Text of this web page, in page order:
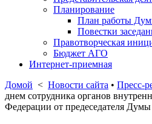
Планирование
План работы
Повестки
Правотворческая
Бюджет АГО
Интернет-приемная
Домой < Новости сайта • Пресс-
днем сотрудника органов
Федерации от предеседателя